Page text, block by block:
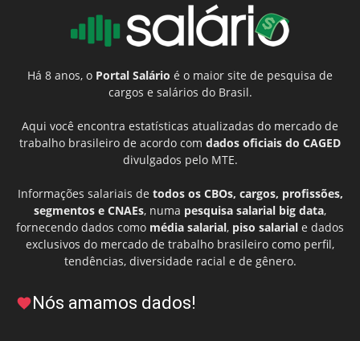
Há 8 anos, o Portal Salário é o maior site de pesquisa de
cargos e salários do Brasil.
Aqui você encontra estatísticas atualizadas do mercado de
trabalho brasileiro de acordo com dados oficiais do CAGED
divulgados pelo MTE.
Informações salariais de todos os CBOs, cargos, profissões,
segmentos e CNAEs, numa pesquisa salarial big data,
fornecendo dados como média salarial, piso salarial e dados
exclusivos do mercado de trabalho brasileiro como perfil,
tendências, diversidade racial e de gênero.
Nós amamos dados!